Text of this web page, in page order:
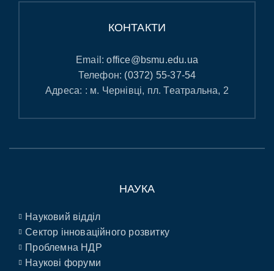
КОНТАКТИ
Email:office@bsmu.edu.ua
Телефон: (0372) 55-37-54
Адреса: : м. Чернівці, пл. Театральна, 2
НАУКА
Науковий відділ
Сектор інноваційного розвитку
Проблемна НДР
Наукові форуми